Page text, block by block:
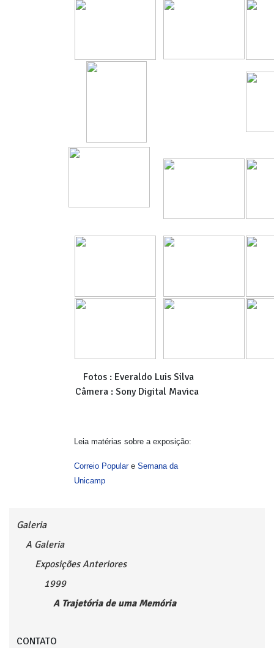
Fotos : Everaldo Luis Silva
Câmera : Sony Digital Mavica
Leia matérias sobre a exposição:
Correio Populare Semana da
Unicamp
Galeria
A Galeria
Exposições Anteriores
1999
A Trajetória de uma Memória
CONTATO